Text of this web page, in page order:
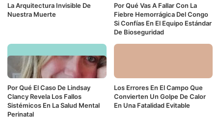
La Arquitectura Invisible De
Nuestra Muerte
Por Qué Vas A Fallar Con La
Fiebre Hemorrágica Del Congo
Si Confías En El Equipo Estándar
De Bioseguridad
Por Qué El Caso De Lindsay
Clancy Revela Los Fallos
Sistémicos En La Salud Mental
Perinatal
Los Errores En El Campo Que
Convierten Un Golpe De Calor
En Una Fatalidad Evitable